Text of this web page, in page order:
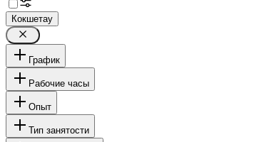
Кокшетау
График
Рабочие часы
Опыт
Тип занятости